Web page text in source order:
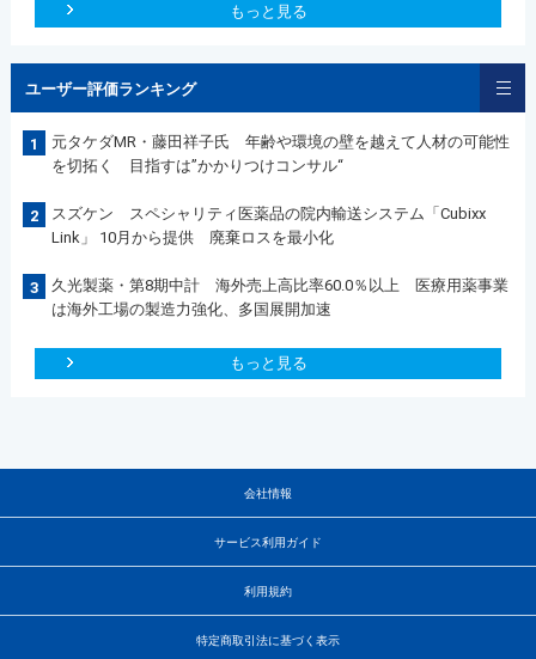
もっと見る
ユーザー評価ランキング
1
元タケダMR・藤田祥子氏 年齢や環境の壁を越えて人材の可能性
を切拓く 目指すは”かかりつけコンサル“
2
スズケン スペシャリティ医薬品の院内輸送システム「Cubixx
Link」 10月から提供 廃棄ロスを最小化
3
久光製薬・第8期中計 海外売上高比率60.0％以上 医療用薬事業
は海外工場の製造力強化、多国展開加速
もっと見る
会社情報
サービス利用ガイド
利用規約
特定商取引法に基づく表示